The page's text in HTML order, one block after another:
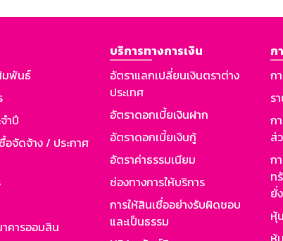
มพันธ์
ำปี
อจัดจ้าง / ประกาศ
คารออมสิน
บริการทางการเงิน
อัตราแลกเปลี่ยนเงินตราต่าง
ประเทศ
อัตราดอกเบี้ยเงินฝาก
อัตราดอกเบี้ยเงินกู้
อัตราค่าธรรมเนียม
ช่องทางการให้บริการ
การให้สินเชื่ออย่างรับผิดชอบ
และเป็นธรรม
ก
ก
ร
ก
ส่
ก
ท
ยั่
หุ้